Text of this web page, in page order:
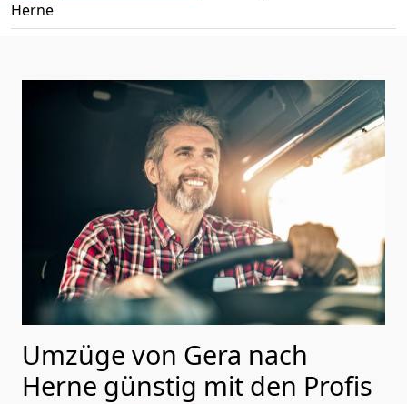
Herne
Umzüge von Gera nach
Herne günstig mit den Profis